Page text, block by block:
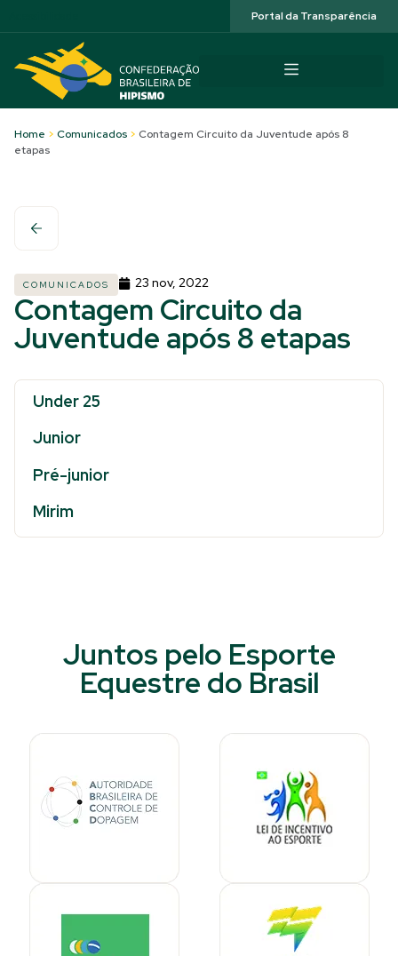
Portal da Transparência
Home > Comunicados > Contagem Circuito da Juventude após 8
etapas
COMUNICADOS 23 nov, 2022
Contagem Circuito da
Juventude após 8 etapas
Under 25
Junior
Pré-junior
Mirim
Juntos pelo Esporte
Equestre do Brasil